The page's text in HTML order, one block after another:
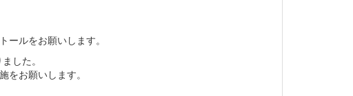
ールをお願いします。
した。
をお願いします。